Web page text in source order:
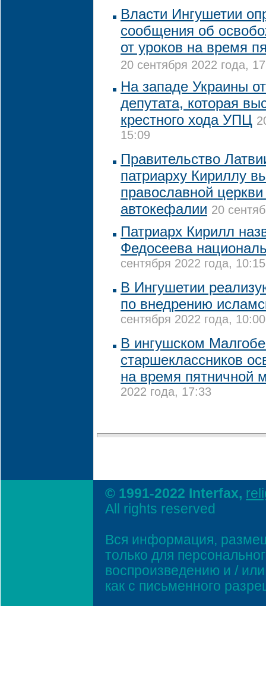
Власти Ингушетии
сообщения об
от уроков на время
20 сентября 2022 года,
На западе Украины
депутата, которая
крестного хода УПЦ
15:09
Правительство
патриарху Кириллу
православной
автокефалии 20
Патриарх Кирилл
Федосеева
сентября 2022 года, 10:15
В Ингушетии
по внедрению
сентября 2022 года, 10:00
В ингушском
старшеклассников
на время пятничной
2022 года, 17:33
© 1991-2022 Interfax,
All rights reserved
Вся информация,
только для
воспроизведению и /
как с письменного